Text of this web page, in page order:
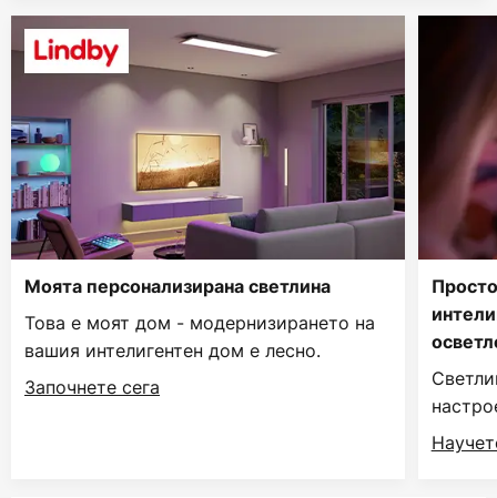
Моята персонализирана светлина
Това е моят дом - модернизирането на
вашия интелигентен дом е лесно.
Започнете сега